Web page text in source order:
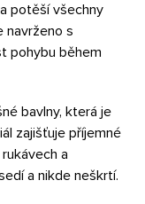
potěší všechny
navrženo s
pohybu během
bavlny, která je
zajišťuje příjemné
a
a nikde neškrtí.